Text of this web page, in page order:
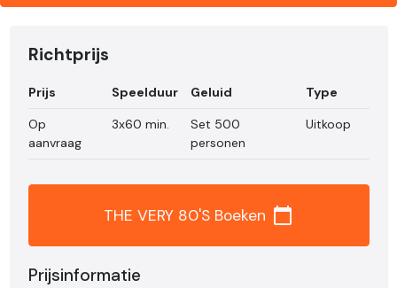
Richtprijs
Prijs Speelduur Geluid
Type
Op
aanvraag
3x60 min.
Set 500
personen
Uitkoop
THE VERY 80'S Boeken calendar_today
Prijsinformatie